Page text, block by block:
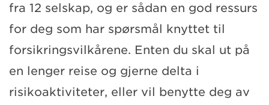
fra 12 selskap, og er sådan en god ressurs
for deg som har spørsmål knyttet til
forsikringsvilkårene. Enten du skal ut på
en lenger reise og gjerne delta i
risikoaktiviteter, eller vil benytte deg av